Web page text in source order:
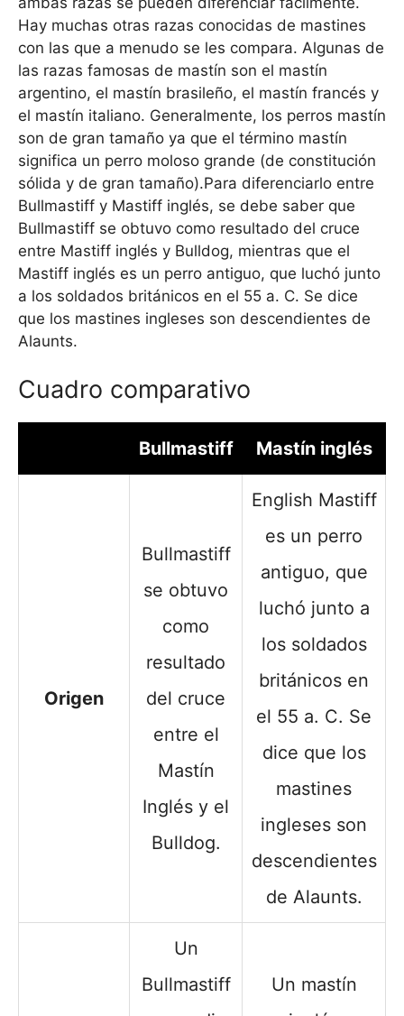
Hay muchas otras razas conocidas de mastines
con las que a menudo se les compara. Algunas de
las razas famosas de mastín son el mastín
argentino, el mastín brasileño, el mastín francés y
el mastín italiano. Generalmente, los perros mastín
son de gran tamaño ya que el término mastín
significa un perro moloso grande (de constitución
sólida y de gran tamaño).Para diferenciarlo entre
Bullmastiff y Mastiff inglés, se debe saber que
Bullmastiff se obtuvo como resultado del cruce
entre Mastiff inglés y Bulldog, mientras que el
Mastiff inglés es un perro antiguo, que luchó junto
a los soldados británicos en el 55 a. C. Se dice
que los mastines ingleses son descendientes de
Alaunts.
Cuadro comparativo
Bullmastiff Mastín inglés
Origen
Bullmastiff
se obtuvo
como
resultado
del cruce
entre el
Mastín
Inglés y el
Bulldog.
English Mastiff
es un perro
antiguo, que
luchó junto a
los soldados
británicos en
el 55 a. C. Se
dice que los
mastines
ingleses son
descendientes
de Alaunts.
Un
Bullmastiff
Un mastín